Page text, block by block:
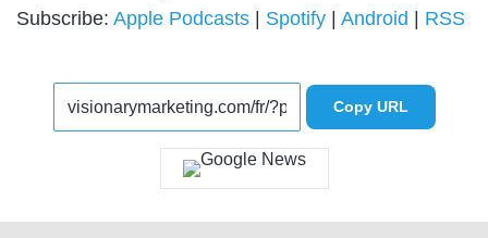
Subscribe: Apple Podcasts | Spotify | Android | RSS
Copy URL